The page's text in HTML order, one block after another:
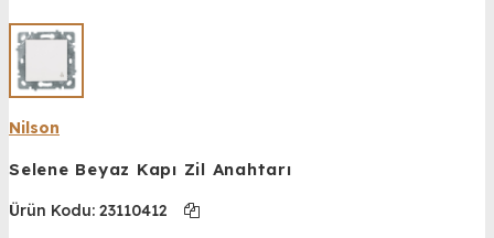
Nilson
Selene Beyaz Kapı Zil Anahtarı
Ürün Kodu: 23110412